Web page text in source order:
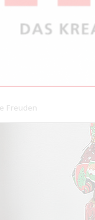
Freuden